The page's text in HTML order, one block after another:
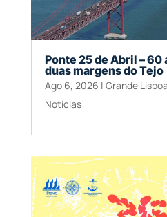
Ponte 25 de Abril – 60
duas margens do Tejo
Ago 6, 2026 | Grande Lisboa
Notícias